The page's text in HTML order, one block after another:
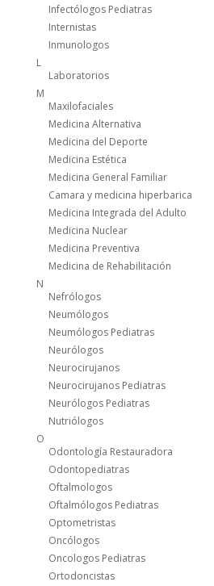
Infectólogos Pediatras
Internistas
Inmunologos
L
Laboratorios
M
Maxilofaciales
Medicina Alternativa
Medicina del Deporte
Medicina Estética
Medicina General Familiar
Camara y medicina hiperbarica
Medicina Integrada del Adulto
Medicina Nuclear
Medicina Preventiva
Medicina de Rehabilitación
N
Nefrólogos
Neumólogos
Neumólogos Pediatras
Neurólogos
Neurocirujanos
Neurocirujanos Pediatras
Neurólogos Pediatras
Nutriólogos
O
Odontología Restauradora
Odontopediatras
Oftalmologos
Oftalmólogos Pediatras
Optometristas
Oncólogos
Oncologos Pediatras
Ortodoncistas